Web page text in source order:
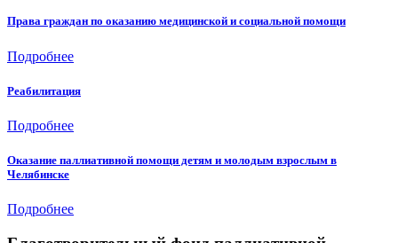
Права граждан по оказанию медицинской и социальной помощи
Подробнее
Реабилитация
Подробнее
Оказание паллиативной помощи детям и молодым взрослым в
Челябинске
Подробнее